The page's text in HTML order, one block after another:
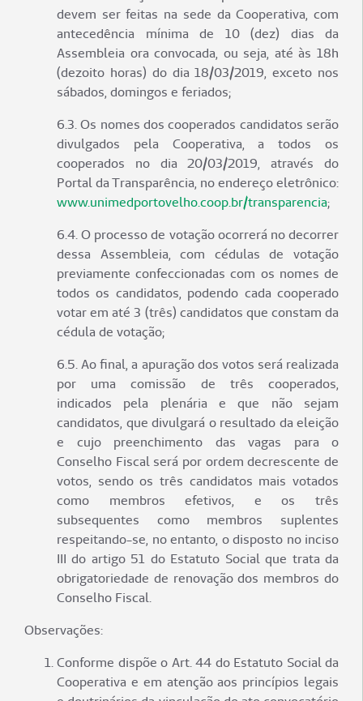
devem ser feitas na sede da Cooperativa, com
antecedência mínima de 10 (dez) dias da
Assembleia ora convocada, ou seja, até às 18h
(dezoito horas) do dia 18/03/2019, exceto nos
sábados, domingos e feriados;
6.3. Os nomes dos cooperados candidatos serão
divulgados pela Cooperativa, a todos os
cooperados no dia 20/03/2019, através do
Portal da Transparência, no endereço eletrônico:
www.unimedportovelho.coop.br/transparencia;
6.4. O processo de votação ocorrerá no decorrer
dessa Assembleia, com cédulas de votação
previamente confeccionadas com os nomes de
todos os candidatos, podendo cada cooperado
votar em até 3 (três) candidatos que constam da
cédula de votação;
6.5. Ao final, a apuração dos votos será realizada
por uma comissão de três cooperados,
indicados pela plenária e que não sejam
candidatos, que divulgará o resultado da eleição
e cujo preenchimento das vagas para o
Conselho Fiscal será por ordem decrescente de
votos, sendo os três candidatos mais votados
como membros efetivos, e os três
subsequentes como membros suplentes
respeitando-se, no entanto, o disposto no inciso
III do artigo 51 do Estatuto Social que trata da
obrigatoriedade de renovação dos membros do
Conselho Fiscal.
Observações:
Conforme dispõe o Art. 44 do Estatuto Social da
Cooperativa e em atenção aos princípios legais